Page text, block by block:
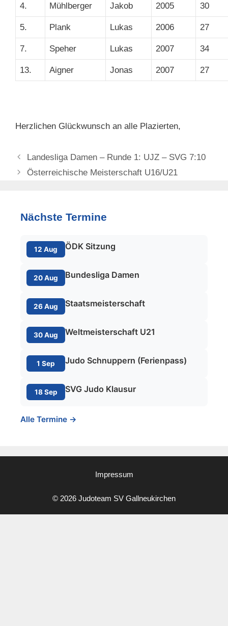
4. Mühlberger Jakob 2005 30
5. Plank Lukas 2006 27
7. Speher Lukas 2007 34
13. Aigner Jonas 2007 27
Herzlichen Glückwunsch an alle Plazierten,
Landesliga Damen – Runde 1: UJZ – SVG 7:10
Österreichische Meisterschaft U16/U21
Nächste Termine
12 Aug ÖDK Sitzung
20 Aug Bundesliga Damen
26 Aug Staatsmeisterschaft
30 Aug Weltmeisterschaft U21
1 Sep Judo Schnuppern (Ferienpass)
18 Sep SVG Judo Klausur
Alle Termine →
Impressum
© 2026 Judoteam SV Gallneukirchen